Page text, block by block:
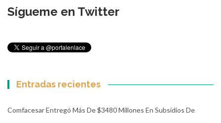
Sígueme en Twitter
Entradas recientes
Comfacesar Entregó Más De $3480 Millones En Subsidios De